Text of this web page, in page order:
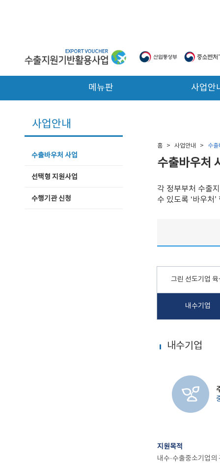
메뉴판 사업안
사업안내
수출바우처 사업
선택형 지원사업
수행기관 신청
홈 > 사업안내 > 수출
수출바우처
각 정부부처 수출
수 있도록 ‘바우처
그린 선도기업 육
내수기업
내수기업
지원목적
내수·수출중소기업